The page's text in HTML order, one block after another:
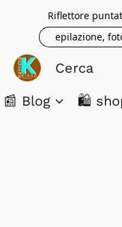
Riflettore
epilazione,
📰 Blog 🛍️